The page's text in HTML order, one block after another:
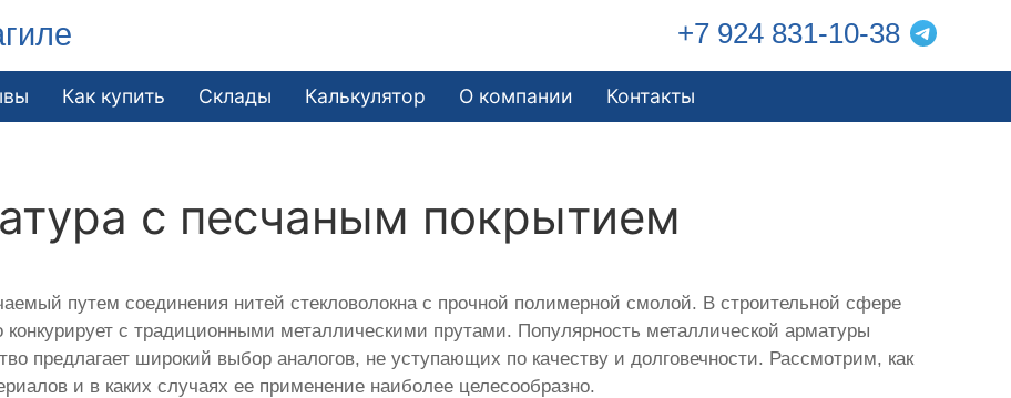
+7 924 831-10-38
Как купить Склады Калькулятор О компании Контакты
с песчаным покрытием
путем соединения нитей стекловолокна с прочной полимерной смолой. В строительной сфере
конкурирует с традиционными металлическими прутами. Популярность металлической арматуры
предлагает широкий выбор аналогов, не уступающих по качеству и долговечности. Рассмотрим, как
и в каких случаях ее применение наиболее целесообразно.